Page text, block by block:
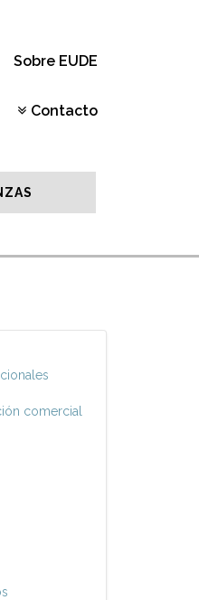
Sobre EUDE
Contacto
comercial